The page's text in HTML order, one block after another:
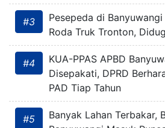
#3
Pesepeda di
Roda Truk Tronton,
#4
KUA-PPAS APBD
Disepakati, DPRD
PAD Tiap Tahun
#5
Banyak Lahan Terbakar,